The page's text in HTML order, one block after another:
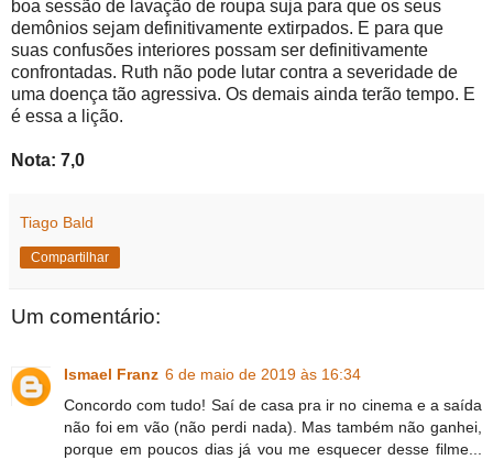
boa sessão de lavação de roupa suja para que os seus
demônios sejam definitivamente extirpados. E para que
suas confusões interiores possam ser definitivamente
confrontadas. Ruth não pode lutar contra a severidade de
uma doença tão agressiva. Os demais ainda terão tempo. E
é essa a lição.
Nota: 7,0
Tiago Bald
Compartilhar
Um comentário:
Ismael Franz 6 de maio de 2019 às 16:34
Concordo com tudo! Saí de casa pra ir no cinema e a saída
não foi em vão (não perdi nada). Mas também não ganhei,
porque em poucos dias já vou me esquecer desse filme...